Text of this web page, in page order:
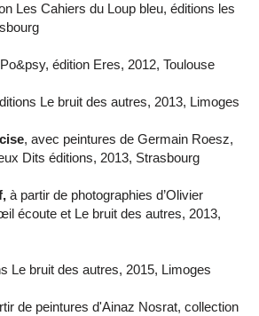
Les Cahiers du Loup bleu, éditions les
édition Eres, 2012, Toulouse
Le bruit des autres, 2013, Limoges
, avec peintures de Germain Roesz,
Dits éditions, 2013, Strasbourg
à partir de photographies d’Olivier
écoute et Le bruit des autres, 2013,
Le bruit des autres, 2015, Limoges
de peintures d'Ainaz Nosrat, collection